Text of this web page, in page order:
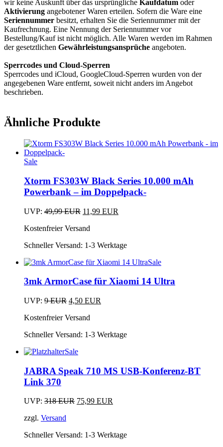
wir keine Auskunft über das ursprüngliche Kaufdatum oder
Aktivierung angebotener Waren erteilen. Sofern die Ware eine
Seriennummer besitzt, erhalten Sie die Seriennummer mit der
Kaufrechnung. Eine Nennung der Seriennummer vor
Bestellung/Kauf ist nicht möglich. Alle Waren werden im Rahmen
der gesetztlichen Gewährleistungsansprüche angeboten.
Sperrcodes und Cloud-Sperren
Sperrcodes und iCloud, GoogleCloud-Sperren wurden von der
angegebenen Ware entfernt, soweit nicht anders im Angebot
beschrieben.
Ähnliche Produkte
Sale
Xtorm FS303W Black Series 10.000 mAh
Powerbank – im Doppelpack-
UVP: 49,99EUR Ursprünglicher
war:
11,99 EUR
Kostenfreier Versand
Schneller Versand: 1-3 Werktage
Sale
3mk ArmorCase für Xiaomi 14 Ultra
UVP: 9EUR Ursprünglicher
war:
4,50 EUR
Kostenfreier Versand
Schneller Versand: 1-3 Werktage
Sale
JABRA Speak 710 MS USB-Konferenz-BT
Link 370
UVP: 318EUR Ursprünglicher
75,99 EUR
zzgl. Versand
Schneller Versand: 1-3 Werktage